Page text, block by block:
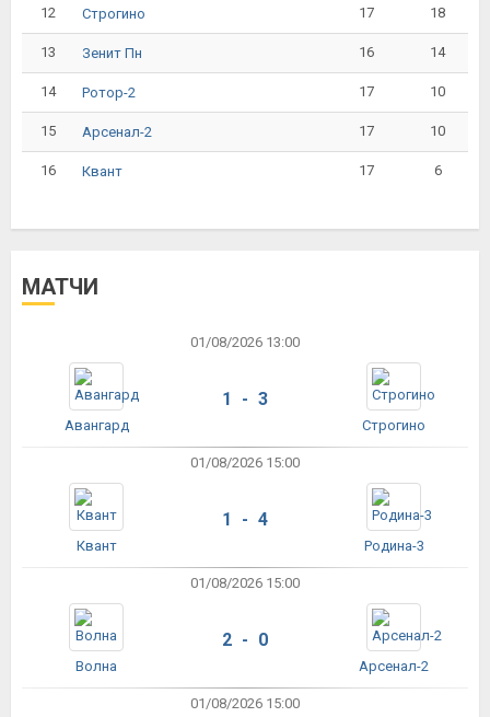
12 Строгино 17 18
13 Зенит Пн 16 14
14 Ротор-2 17 10
15 Арсенал-2 17 10
16 Квант 17 6
МАТЧИ
01/08/2026 13:00
Авангард
1 - 3
Строгино
01/08/2026 15:00
Квант
1 - 4
Родина-3
01/08/2026 15:00
Волна
2 - 0
Арсенал-2
01/08/2026 15:00